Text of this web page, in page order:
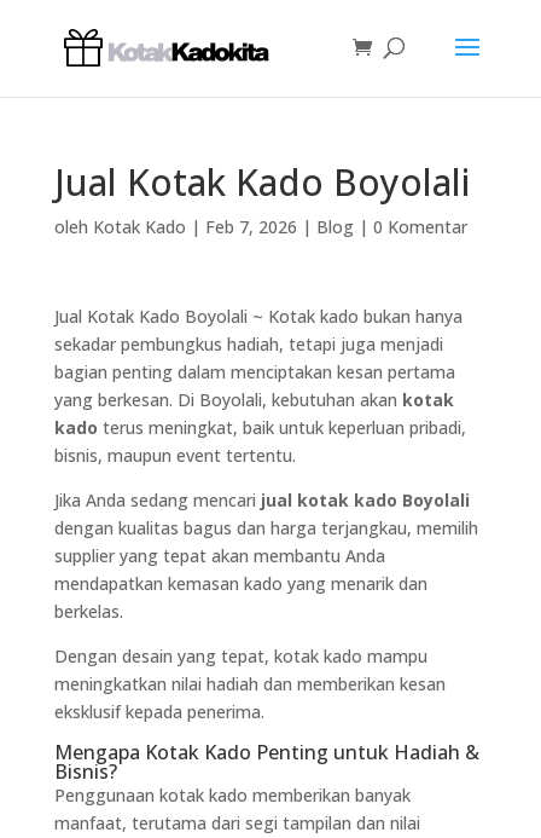
Jual Kotak Kado Boyolali
oleh Kotak Kado | Feb 7, 2026 | Blog| 0 Komentar
Jual Kotak Kado Boyolali ~ Kotak kado bukan hanya
sekadar pembungkus hadiah, tetapi juga menjadi
bagian penting dalam menciptakan kesan pertama
yang berkesan. Di Boyolali, kebutuhan akan kotak
kado terus meningkat, baik untuk keperluan pribadi,
bisnis, maupun event tertentu.
Jika Anda sedang mencari jual kotak kado Boyolali
dengan kualitas bagus dan harga terjangkau, memilih
supplier yang tepat akan membantu Anda
mendapatkan kemasan kado yang menarik dan
berkelas.
Dengan desain yang tepat, kotak kado mampu
meningkatkan nilai hadiah dan memberikan kesan
eksklusif kepada penerima.
Mengapa Kotak Kado Penting untuk Hadiah &
Bisnis?
Penggunaan kotak kado memberikan banyak
manfaat, terutama dari segi tampilan dan nilai